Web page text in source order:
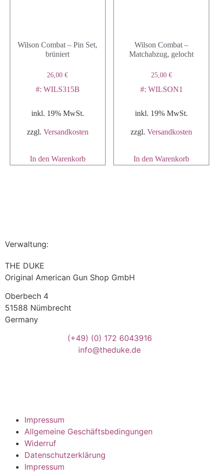
Wilson Combat – Pin Set,
brüniert
26,00€
#: WILS315B
inkl. 19% MwSt.
zzgl. Versandkosten
In den Warenkorb
Wilson Combat –
Matchabzug, gelocht
25,00 €
#: WILSON1
inkl. 19% MwSt.
zzgl.Versandkosten
In den Warenkorb
Verwaltung:
THE DUKE
Original American Gun Shop GmbH
Oberbech 4
51588 Nümbrecht
Germany
(+49) (0) 172 6043916
info@theduke.de
Impressum
Allgemeine Geschäftsbedingungen
Widerruf
Datenschutzerklärung
Impressum